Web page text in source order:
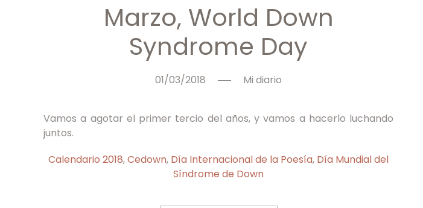
Marzo, World Down
Syndrome Day
01/03/2018 Mi diario
Vamos a agotar el primer tercio del años, y vamos a hacerlo luchando
juntos.
Calendario 2018,Cedown, Día Internacional de la Poesía, Día Mundial del
Síndrome de Down